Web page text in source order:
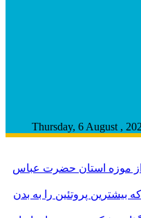
از موزه استان حضرت عباس
پروتئین را به بدن